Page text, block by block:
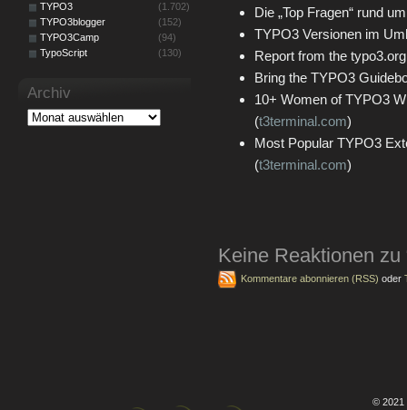
Die „Top Fragen“ rund
TYPO3 Versionen im
Report from the
Bring the TYPO3
10+ Women of TYPO3
(t3terminal.com)
Most Popular TYPO3
(t3terminal.com)
Keine Reaktionen
Kommentare abonnieren (RSS) oder
TYPO3
(1.702)
TYPO3blogger
(152)
TYPO3Camp
(94)
TypoScript
(130)
Archiv
© 2021